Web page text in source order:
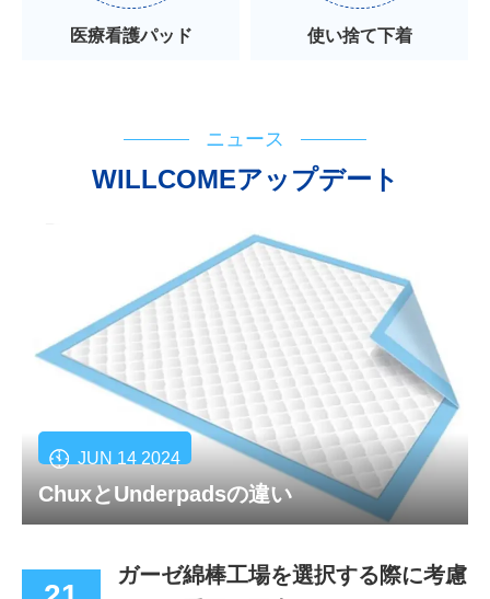
医療看護パッド 使い捨て下着
ニュース
WILLCOMEアップデート
JUN 14 2024
ChuxとUnderpadsの違い
ガーゼ綿棒工場を選択する際に考慮